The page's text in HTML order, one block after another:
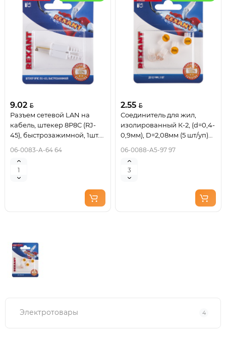
9.02
Разъем сетевой LAN на
кабель, штекер 8Р8С (RJ-
45), быстрозажимной, 1шт.
06-0083-A-64 64
2.55
Соединитель для жил,
изолированный К-2, (d=0,4-
0,9мм), D=2,08мм (5 шт/уп)
06-0088-A5-97 97
Электротовары 4